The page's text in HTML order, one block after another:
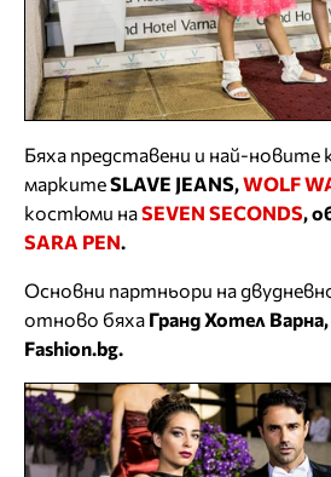
Бяха представени и най-новите
маркитеSLAVE JEANS,WOLF
костюми наSEVEN SECONDS,
SARA PEN.
Основни партньори на
отново бяха Гранд Хотел
Fashion.bg.